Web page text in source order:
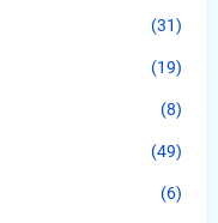
(31)
(19)
(8)
(49)
(6)